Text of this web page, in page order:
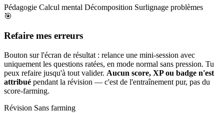
Pédagogie Calcul mental Décomposition Surlignage problèmes
🎯
Refaire mes erreurs
Bouton sur l'écran de résultat : relance une mini-session avec
uniquement les questions ratées, en mode normal sans pression. Tu
peux refaire jusqu'à tout valider. Aucun score, XP ou badge n'est
attribué pendant la révision — c'est de l'entraînement pur, pas du
score-farming.
Révision Sans farming